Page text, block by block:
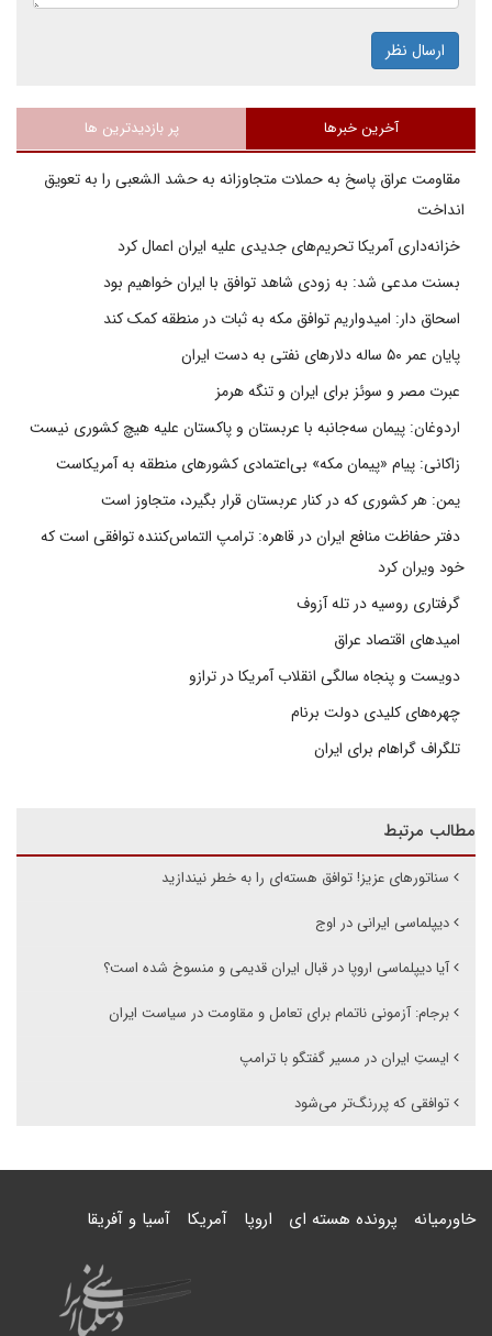
ارسال نظر
آخرین خبرها پر بازدیدترین ها
مقاومت عراق پاسخ به حملات متجاوزانه به حشد الشعبی را به تعویق
انداخت
خزانه‌داری آمریکا تحریم‌های جدیدی علیه ایران اعمال کرد
بسنت مدعی شد: به زودی شاهد توافق با ایران خواهیم بود
اسحاق دار: امیدواریم توافق مکه به ثبات در منطقه کمک کند
پایان عمر ۵۰ ساله دلارهای نفتی به دست ایران
عبرت مصر و سوئز برای ایران و تنگه هرمز
اردوغان: پیمان سه‌جانبه با عربستان و پاکستان علیه هیچ کشوری نیست
زاکانی: پیام «پیمان مکه» بی‌اعتمادی کشورهای منطقه به آمریکاست
یمن: هر کشوری که در کنار عربستان قرار بگیرد، متجاوز است
دفتر حفاظت منافع ایران در قاهره: ترامپ التماس‌کننده توافقی است که
خود ویران کرد
گرفتاری روسیه در تله آزوف
امیدهای اقتصاد عراق
دویست و پنجاه سالگی انقلاب آمریکا در ترازو
چهره‌های کلیدی دولت برنام
تلگراف گراهام برای ایران
مطالب مرتبط
سناتورهای عزیز! توافق هسته‌ای را به خطر نیندازید
دیپلماسی ایرانی در اوج
آیا دیپلماسی اروپا در قبال ایران قدیمی و منسوخ شده است؟
برجام: آزمونی ناتمام برای تعامل و مقاومت در سیاست ایران
ایستِ ایران در مسیر گفتگو با ترامپ
توافقی که پررنگ‌تر می‌شود
خاورمیانه پرونده هسته ای اروپا آمریکا آسیا و آفریقا